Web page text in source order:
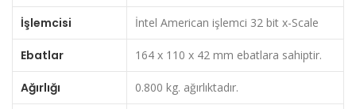
İşlemcisi İntel American işlemci 32 bit x-Scale
Ebatlar 164 x 110 x 42 mm ebatlara sahiptir.
Ağırlığı 0.800 kg. ağırlıktadır.